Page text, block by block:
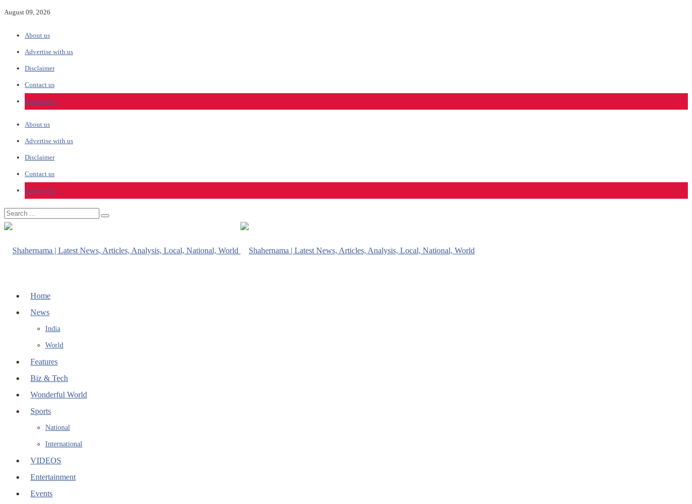
August 09, 2026
About us
Advertise with us
Disclaimer
Contact us
Support Us
About us
Advertise with us
Disclaimer
Contact us
Support Us
Home
News
India
World
Features
Biz & Tech
Wonderful World
Sports
National
International
VIDEOS
Entertainment
Events